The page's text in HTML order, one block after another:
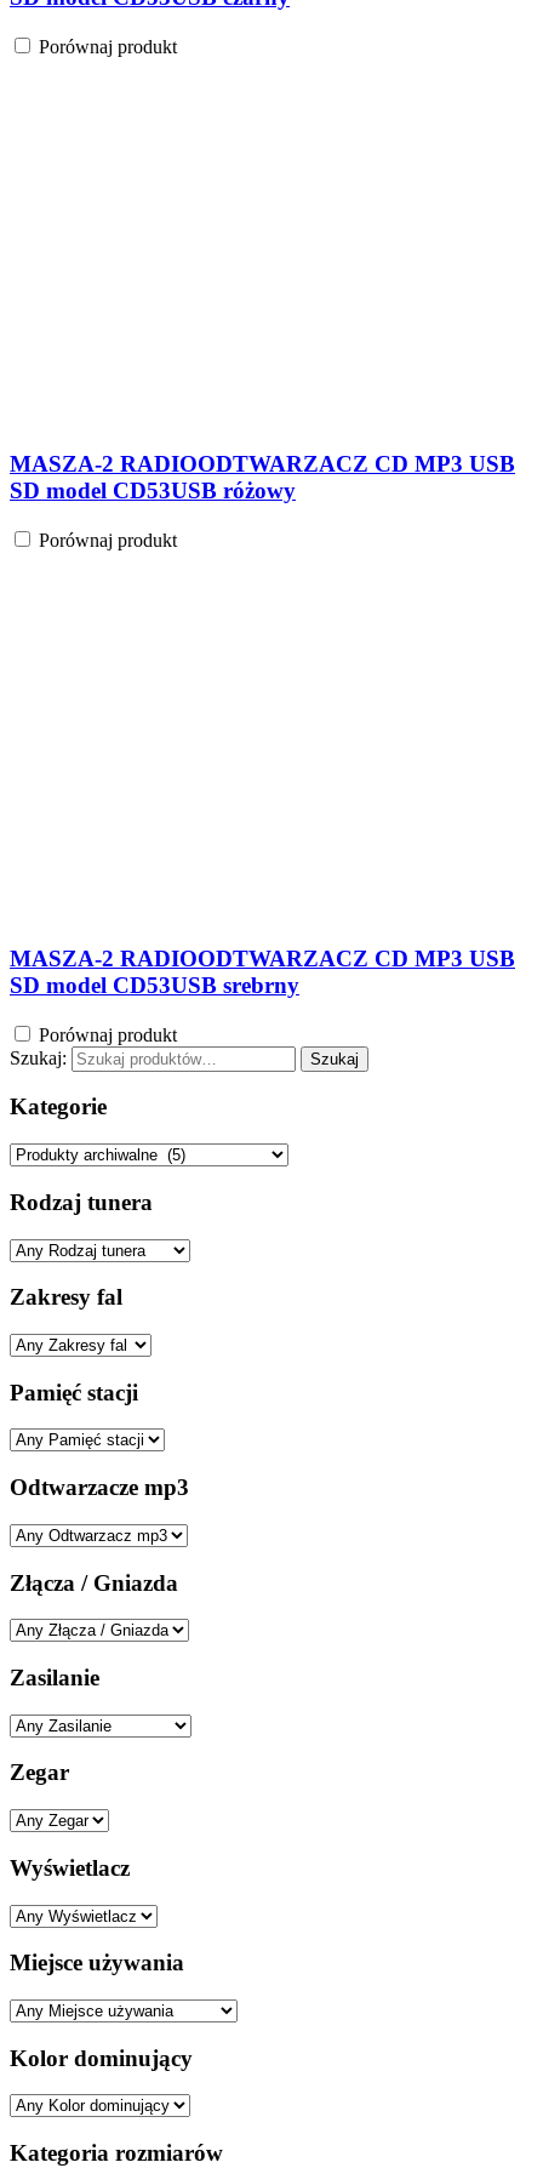
Porównaj produkt
MASZA-2 RADIOODTWARZACZ CD MP3 USB
SD model CD53USB różowy
Porównaj produkt
MASZA-2 RADIOODTWARZACZ CD MP3 USB
SD model CD53USB srebrny
Porównaj produkt
Szukaj:
Szukaj
Kategorie
Rodzaj tunera
Zakresy fal
Pamięć stacji
Odtwarzacze mp3
Złącza / Gniazda
Zasilanie
Zegar
Wyświetlacz
Miejsce używania
Kolor dominujący
Kategoria rozmiarów